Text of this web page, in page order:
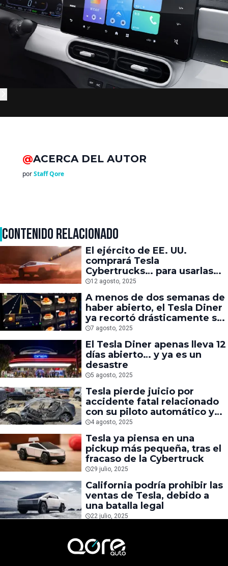
@ACERCA DEL AUTOR
porStaff Qore
CONTENIDO RELACIONADO
El ejército de EE. UU.
comprará Tesla
Cybertrucks… para usarlas
como blancos de misiles
12 agosto, 2025
A menos de dos semanas de
haber abierto, el Tesla Diner
ya recortó drásticamente su
menú
7 agosto, 2025
El Tesla Diner apenas lleva 12
días abierto… y ya es un
desastre
5 agosto, 2025
Tesla pierde juicio por
accidente fatal relacionado
con su piloto automático y
deberá pagar hasta $243
MDD
4 agosto, 2025
Tesla ya piensa en una
pickup más pequeña, tras el
fracaso de la Cybertruck
29 julio, 2025
California podría prohibir las
ventas de Tesla, debido a
una batalla legal
22 julio, 2025